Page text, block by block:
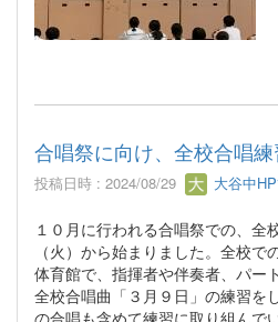
合唱祭に向け、全校合唱練
投稿日時 : 2024/08/29 大谷中
１０月に行われる合唱祭での、全
（火）から始まりました。全校で
体育館で、指揮者や伴奏者、パー
全校合唱曲「３月９日」の練習を